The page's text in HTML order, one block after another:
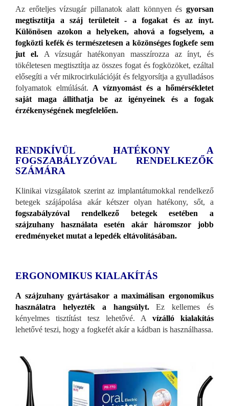
Az erőteljes vízsugár pillanatok alatt könnyen és gyorsan
megtisztítja a száj területeit - a fogakat és az ínyt.
Különösen azokon a helyeken, ahová a fogselyem, a
fogközti kefék és természetesen a közönséges fogkefe sem
jut el. A vízsugár hatékonyan masszírozza az ínyt, és
tökéletesen megtisztítja az összes fogat és fogközöket, ezáltal
elősegíti a vér mikrocirkulációját és felgyorsítja a gyulladásos
folyamatok elmúlását. A víznyomást és a hőmérsékletet
saját maga állíthatja be az igényeinek és a fogak
érzékenységének megfelelően.
RENDKÍVÜL HATÉKONY A
FOGSZABÁLYZÓVAL RENDELKEZŐK
SZÁMÁRA
Klinikai vizsgálatok szerint az implantátumokkal rendelkező
betegek szájápolása akár kétszer olyan hatékony, sőt, a
fogszabályzóval rendelkező betegek esetében a
szájzuhany használata esetén akár háromszor jobb
eredményeket mutat a lepedék eltávolításában.
ERGONOMIKUS KIALAKÍTÁS
A szájzuhany gyártásakor a maximálisan ergonomikus
használatra helyezték a hangsúlyt.
Ez kellemes és
kényelmes tisztítást tesz lehetővé. A vízálló kialakítás
lehetővé teszi, hogy a fogkefét akár a kádban is használhassa.